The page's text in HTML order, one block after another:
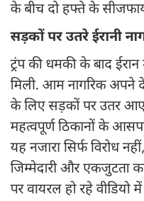
के बीच दो हफ्ते के
सड़कों पर उतरे ईरानी
ट्रंप की धमकी के बाद
मिली. आम नागरिक अपने
के लिए सड़कों पर उतर
महत्वपूर्ण ठिकानों के
यह नजारा सिर्फ विरोध
जिम्मेदारी और एकजुटता
पर वायरल हो रहे